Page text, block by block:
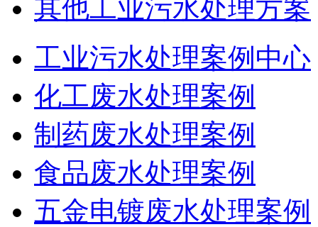
其他工业污水处理方案
工业污水处理案例中心
化工废水处理案例
制药废水处理案例
食品废水处理案例
五金电镀废水处理案例